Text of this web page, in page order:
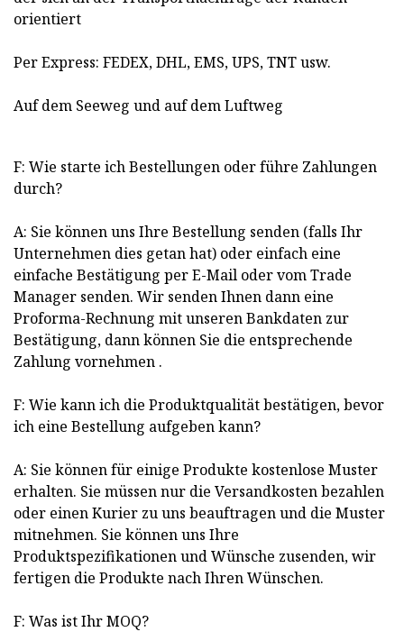
orientiert
Per Express: FEDEX, DHL, EMS, UPS, TNT usw.
Auf dem Seeweg und auf dem Luftweg
F: Wie starte ich Bestellungen oder führe Zahlungen
durch?
A: Sie können uns Ihre Bestellung senden (falls Ihr
Unternehmen dies getan hat) oder einfach eine
einfache Bestätigung per E-Mail oder vom Trade
Manager senden. Wir senden Ihnen dann eine
Proforma-Rechnung mit unseren Bankdaten zur
Bestätigung, dann können Sie die entsprechende
Zahlung vornehmen .
F: Wie kann ich die Produktqualität bestätigen, bevor
ich eine Bestellung aufgeben kann?
A: Sie können für einige Produkte kostenlose Muster
erhalten. Sie müssen nur die Versandkosten bezahlen
oder einen Kurier zu uns beauftragen und die Muster
mitnehmen. Sie können uns Ihre
Produktspezifikationen und Wünsche zusenden, wir
fertigen die Produkte nach Ihren Wünschen.
F: Was ist Ihr MOQ?